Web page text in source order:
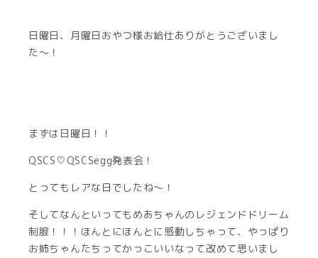
日曜日、月曜日おやつ様お給仕ありがとうございまし
た〜！
まずは日曜日！！
QSCS♡QSCSegg発表会！
とってもレアな日でしたね〜！
そしてなんといってもめあちゃんのレジェンドドリーム
制服！！！ほんとにほんとに感動しちゃって、やっぱり
お姉ちゃんたちってかっこいいなって改めて思いまし